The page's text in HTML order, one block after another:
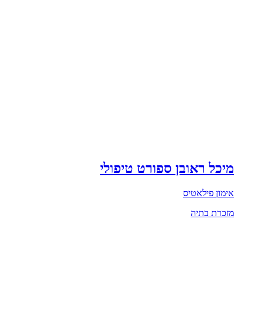
מיכל ראובן ספורט טיפולי
אימון פילאטיס
מזכרת בתיה